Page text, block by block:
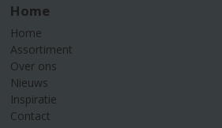
Home
Home
Assortiment
Over ons
Nieuws
Inspiratie
Contact